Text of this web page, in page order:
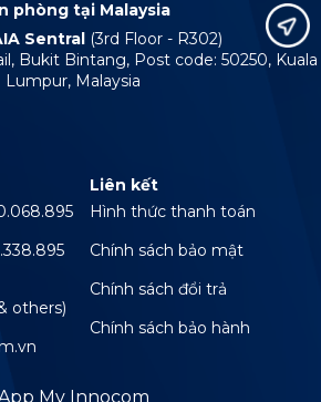
phòng tại Malaysia
Sentral (3rd Floor - R302)
Bukit Bintang, Post code: 50250, Kuala
Lumpur, Malaysia
others)
Liên kết
Hình thức thanh toán
Chính sách bảo mật
Chính sách đổi trả
Chính sách bảo hành
My Innocom